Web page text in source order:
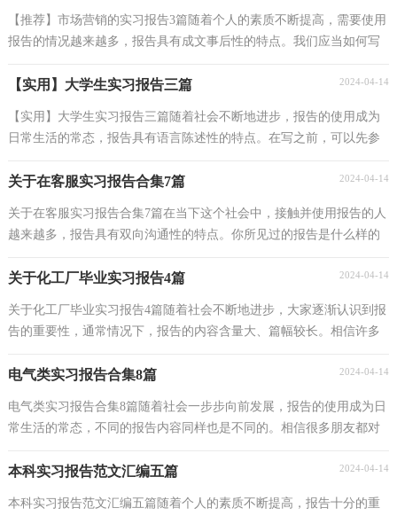
【推荐】市场营销的实习报告3篇随着个人的素质不断提高，需要使用
报告的情况越来越多，报告具有成文事后性的特点。我们应当如何写
【实用】大学生实习报告三篇 2024-04-14
【实用】大学生实习报告三篇随着社会不断地进步，报告的使用成为
日常生活的常态，报告具有语言陈述性的特点。在写之前，可以先参
关于在客服实习报告合集7篇 2024-04-14
关于在客服实习报告合集7篇在当下这个社会中，接触并使用报告的人
越来越多，报告具有双向沟通性的特点。你所见过的报告是什么样的
关于化工厂毕业实习报告4篇 2024-04-14
关于化工厂毕业实习报告4篇随着社会不断地进步，大家逐渐认识到报
告的重要性，通常情况下，报告的内容含量大、篇幅较长。相信许多
电气类实习报告合集8篇 2024-04-14
电气类实习报告合集8篇随着社会一步步向前发展，报告的使用成为日
常生活的常态，不同的报告内容同样也是不同的。相信很多朋友都对
本科实习报告范文汇编五篇 2024-04-14
本科实习报告范文汇编五篇随着个人的素质不断提高，报告十分的重